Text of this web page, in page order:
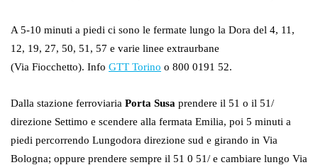
A 5-10 minuti a piedi ci sono le fermate lungo la Dora del 4, 11,
12, 19, 27, 50, 51, 57 e varie linee extraurbane
(Via Fiocchetto). Info GTT Torino o 800 0191 52.
Dalla stazione ferroviaria Porta Susa prendere il 51 o il 51/
direzione Settimo e scendere alla fermata Emilia, poi 5 minuti a
piedi percorrendo Lungodora direzione sud e girando in Via
Bologna; oppure prendere sempre il 51 0 51/ e cambiare lungo Via